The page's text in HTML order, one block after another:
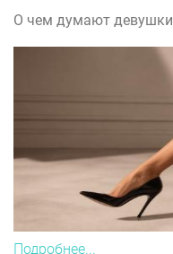
О чем думают
Подробнее...